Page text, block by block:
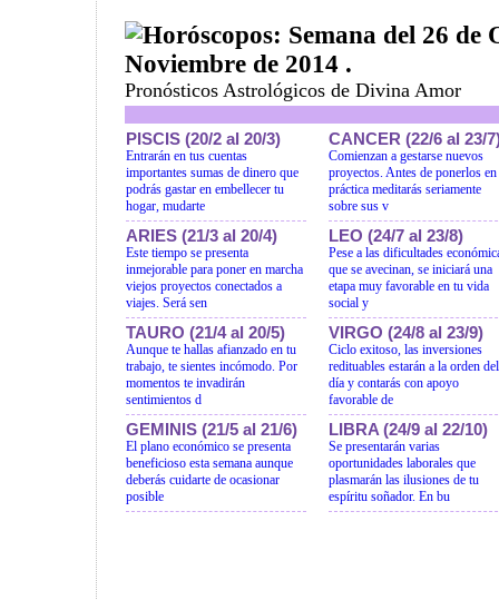
Horóscopos: Semana del 26 de
Noviembre de 2014 .
Pronósticos Astrológicos de Divina Amor
PISCIS (20/2 al 20/3)
Entrarán en tus cuentas
importantes sumas de dinero que
podrás gastar en embellecer tu
hogar, mudarte
ARIES (21/3 al 20/4)
Este tiempo se presenta
inmejorable para poner en marcha
viejos proyectos conectados a
viajes. Será sen
TAURO (21/4 al 20/5)
Aunque te hallas afianzado en tu
trabajo, te sientes incómodo. Por
momentos te invadirán
sentimientos d
GEMINIS (21/5 al 21/6)
El plano económico se presenta
beneficioso esta semana aunque
deberás cuidarte de ocasionar
posible
CANCER (22/6 al 23/
Comienzan a gestarse nuevos
proyectos. Antes de ponerlos en
práctica meditarás seriamente
sobre sus v
LEO (24/7 al 23/8)
Pese a las dificultades
que se avecinan, se iniciará una
etapa muy favorable en tu vida
social y
VIRGO (24/8 al 23/9)
Ciclo exitoso, las inversiones
redituables estarán a la orden del
día y contarás con apoyo
favorable de
LIBRA (24/9 al 22/10)
Se presentarán varias
oportunidades laborales que
plasmarán las ilusiones de tu
espíritu soñador. En bu